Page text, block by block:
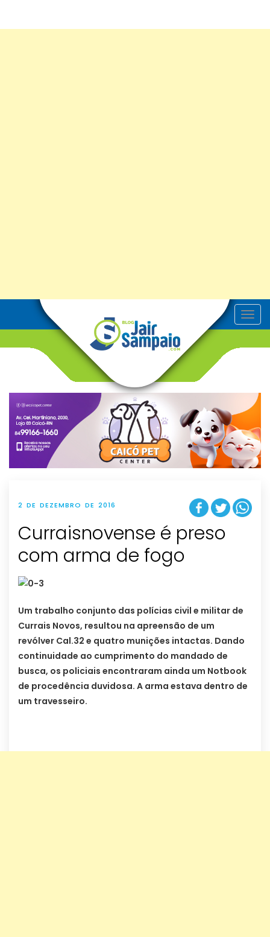
T
o
v
g
t
i
o
n
2 DE DEZEMBRO DE 2016
Curraisnovense é preso
com arma de fogo
Um trabalho conjunto das polícias civil e militar de
Currais Novos, resultou na apreensão de um
revólver Cal.32 e quatro munições intactas. Dando
continuidade ao cumprimento do mandado de
busca, os policiais encontraram ainda um Notbook
de procedência duvidosa. A arma estava dentro de
um travesseiro.